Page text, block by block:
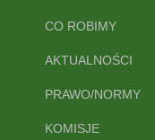
CO ROBIMY
AKTUALNOŚCI
PRAWO/NORMY
KOMISJE